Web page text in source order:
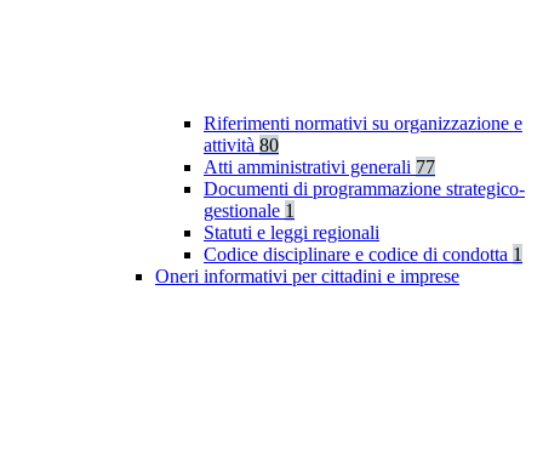
Riferimenti normativi su organizzazione e
attività 80
Atti amministrativi generali 77
Documenti di programmazione strategico-
gestionale 1
Statuti e leggi regionali
Codice disciplinare e codice di condotta 1
Oneri informativi per cittadini e imprese